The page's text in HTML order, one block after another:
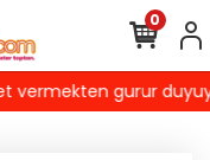
gurur
0